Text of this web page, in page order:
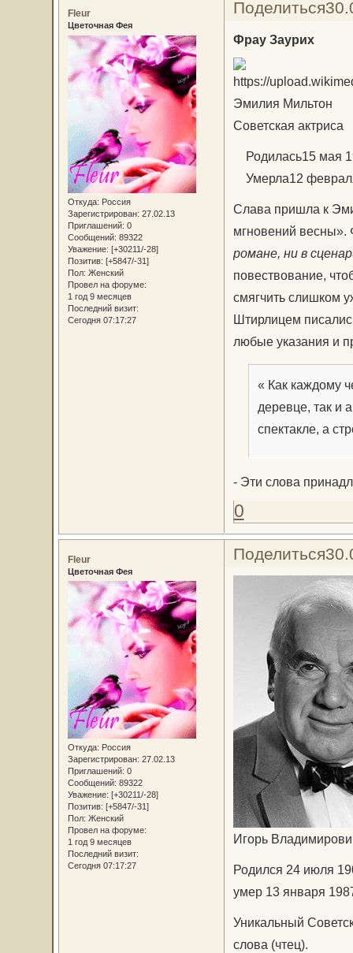
Поделиться
Fleur
Цветочная Фея
Откуда: Россия
Зарегистрирован: 27.02.13
Приглашений: 0
Сообщений: 89322
Уважение: [+30211/-28]
Позитив: [+5847/-31]
Пол: Женский
Провел на форуме:
1 год 9 месяцев
Последний визит:
Сегодня 07:17:27
Фрау Заурих
Эмилия Мильтон
Советская актриса
Родилась15 мая
Умерла12
Слава пришла к
мгновений весны».
романе, ни в
повествование,
смягчить слишком
Штирлицем
любые указания и
« Как каждому
деревце, так и
спектакле, а
- Эти слова
0
Поделиться
Fleur
Цветочная Фея
Откуда: Россия
Зарегистрирован: 27.02.13
Приглашений: 0
Сообщений: 89322
Уважение: [+30211/-28]
Позитив: [+5847/-31]
Пол: Женский
Провел на форуме:
1 год 9 месяцев
Последний визит:
Сегодня 07:17:27
Игорь
Родился 24 июля
умер 13 января
Уникальный
слова (чтец).